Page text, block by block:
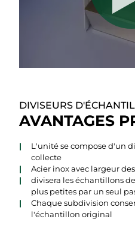
DIVISEURS
AVANTAGES
L'unité se compose d'un
collecte
Acier inox avec largeur
divisera les échantillons
plus petites par un seul
Chaque subdivision
l'échantillon original